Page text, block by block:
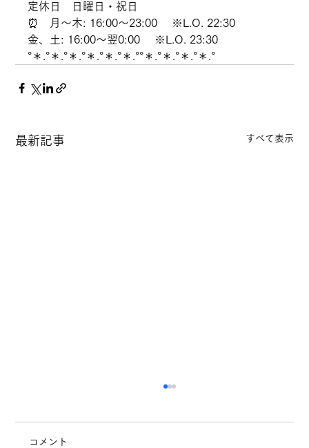
定休日　日曜日・祝日
⏰　月～木: 16:00～23:00 　※L.O. 22:30
金、土: 16:00～翌0:00 　※L.O. 23:30
°＊.°＊.°＊.°＊.°＊.°＊.°°＊.°＊.°＊.°＊.°
最新記事 すべて表示
コメント